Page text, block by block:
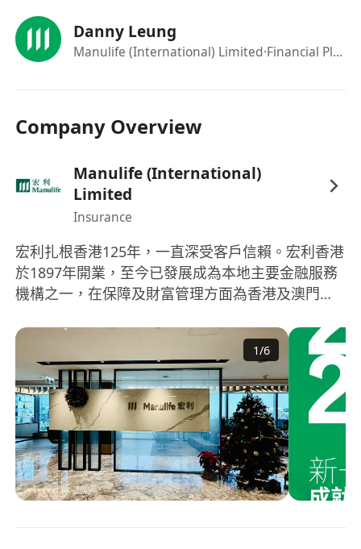
- 其他額外獎金
- 免費環球各地旅行
如有興趣，可直接申請，將會盡快聯絡
Danny Leung
Manulife (International) Limited·Financial Planning Consultant
Company Overview
Manulife (International)
Limited
Insurance
宏利扎根香港125年，一直深受客戶信賴。宏利香港
於1897年開業，至今已發展成為本地主要金融服務
機構之一，在保障及財富管理方面為香港及澳門約
客戶提供全面的理財方案，助其輕鬆作出明智抉
擇、實現精彩人生。 我們為個人及團體客戶提供一
系列人壽與醫療保障產品、強積金、職業退休計
劃、互惠基金及財富管理方案。 根據《Mercer強積
金市場佔有率報告》，按管理資產及現金淨流入計
算，宏利是全港最大強積金供應商1。此外，宏利也
是全港最令客戶滿意及最受客戶推薦的保險品牌2。
我們明白客戶於不同人生階段各有不同的保障需
要，因此透過多元化的產品和服務致力為客戶提供
1/6